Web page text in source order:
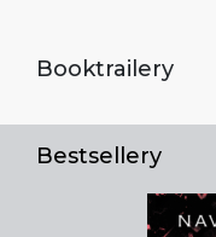
Booktrailery
Bestsellery